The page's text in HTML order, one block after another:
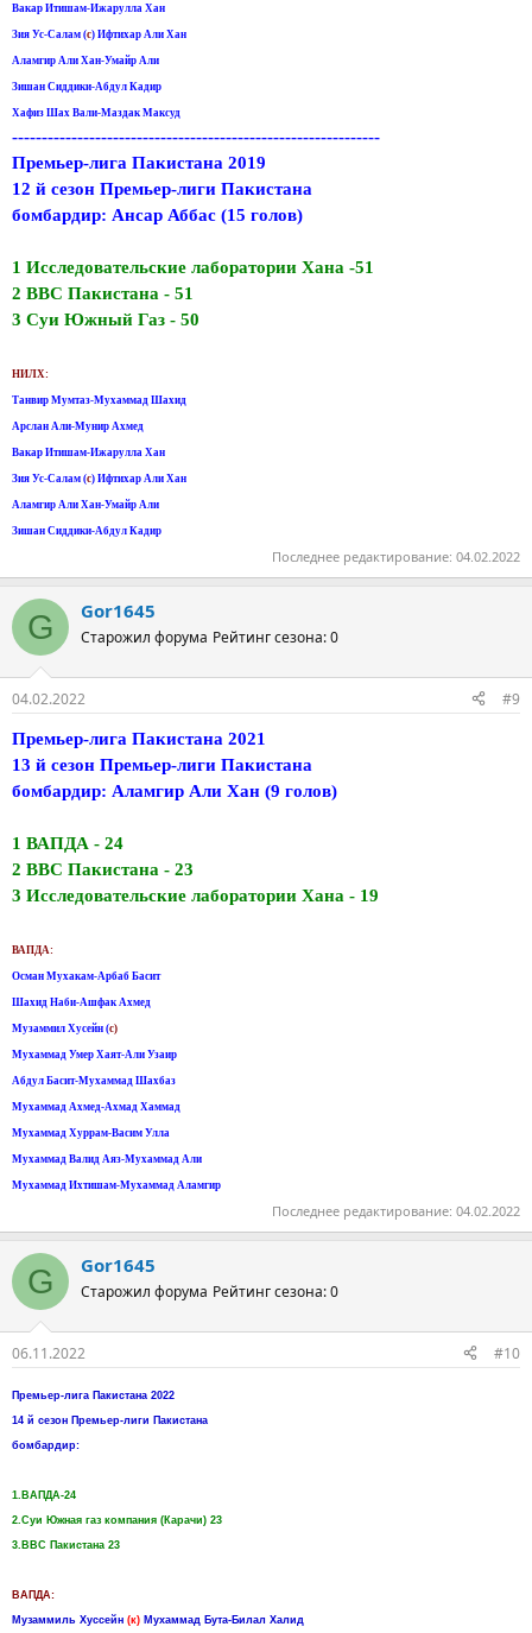
Вакар Итишам-Ижарулла Хан
Зия Ус-Салам (с) Ифтихар Али Хан
Аламгир Али Хан-Умайр Али
Зишан Сиддики-Абдул Кадир
Хафиз Шах Вали-Маздак Максуд
--------------------------------------------------------------
Премьер-лига Пакистана 2019
12 й сезон Премьер-лиги Пакистана
бомбардир: Ансар Аббас (15 голов)
1 Исследовательские лаборатории Хана -51
2 ВВС Пакистана - 51
3 Суи Южный Газ - 50
НИЛХ:
Танвир Мумтаз-Мухаммад Шахид
Арслан Али-Мунир Ахмед
Вакар Итишам-Ижарулла Хан
Зия Ус-Салам (с) Ифтихар Али Хан
Аламгир Али Хан-Умайр Али
Зишан Сиддики-Абдул Кадир
Последнее редактирование: 04.02.2022
G Gor1645
Старожил форума Рейтинг сезона: 0
04.02.2022 #9
Премьер-лига Пакистана 2021
13 й сезон Премьер-лиги Пакистана
бомбардир: Аламгир Али Хан (9 голов)
1 ВАПДА - 24
2 ВВС Пакистана - 23
3 Исследовательские лаборатории Хана - 19
ВАПДА:
Осман Мухакам-Арбаб Басит
Шахид Наби-Ашфак Ахмед
Музаммил Хусейн (с)
Мухаммад Умер Хаят-Али Узаир
Абдул Басит-Мухаммад Шахбаз
Мухаммад Ахмед-Ахмад Хаммад
Мухаммад Хуррам-Васим Улла
Мухаммад Валид Аяз-Мухаммад Али
Мухаммад Ихтишам-Мухаммад Аламгир
Последнее редактирование: 04.02.2022
G Gor1645
Старожил форума Рейтинг сезона: 0
06.11.2022 #10
Премьер-лига Пакистана 2022
14 й сезон Премьер-лиги Пакистана
бомбардир:
1.ВАПДА-24
2.Суи Южная газ компания (Карачи) 23
3.ВВС Пакистана 23
ВАПДА:
Музаммиль Хуссейн (к) Мухаммад Бута-Билал Халид